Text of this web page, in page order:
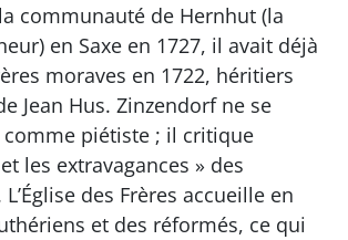
communauté de Hernhut (la
en Saxe en 1727, il avait déjà
moraves en 1722, héritiers
Jean Hus. Zinzendorf ne se
comme piétiste ; il critique
les extravagances » des
des Frères accueille en
et des réformés, ce qui